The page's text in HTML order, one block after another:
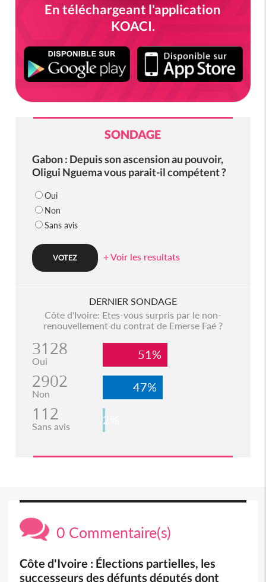
En téléchargeant l'application
KOACI.
SONDAGE
Gabon : Depuis son ascension au pouvoir,
Oligui Nguema vous parait-il compétent ?
Oui
Non
Sans avis
+ Voir les resultats
DERNIER SONDAGE
Côte d'Ivoire: Etes-vous surpris par le non-
renouvellement du contrat de Emerse Faé ?
3128
Oui 51%
2902
Non 47%
112
Sans avis 2%
0 Commentaire(s)
Côte d'Ivoire : Élections partielles, les
successeurs des défunts députés dont